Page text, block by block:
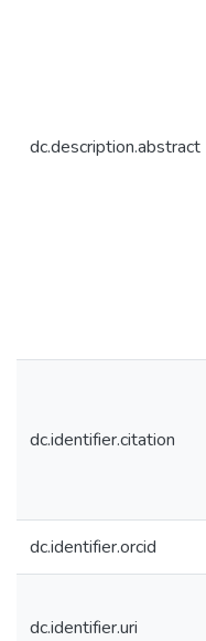
dc.description.abstract
dc.identifier.citation
dc.identifier.orcid
dc.identifier.uri